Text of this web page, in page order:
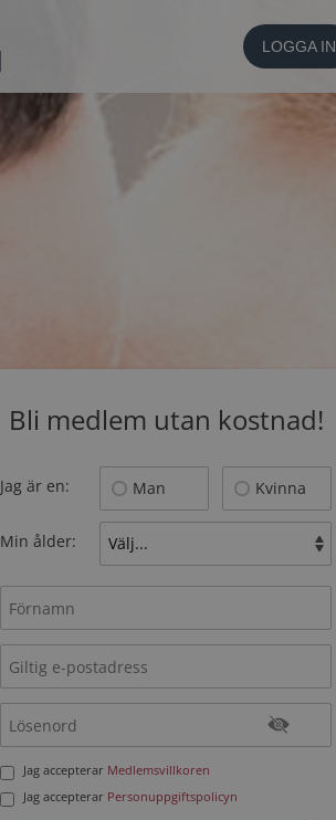
LOGGA IN
Bli medlem utan kostnad!
Jag är en: Man Kvinna
Min ålder:
Jag accepterar Medlemsvillkoren
Jag accepterar Personuppgiftspolicyn